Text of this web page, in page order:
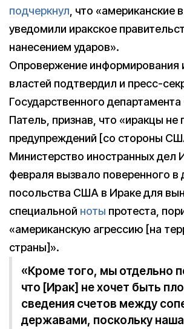
подчеркнул, что «американские
уведомили иракское
нанесением ударов».
Опровержение информирования
властей подтвердил и пресс-
Государственного
Патель, признав, что «иракцы не
предупреждений [со стороны
Министерство иностранных дел
февраля вызвало поверенного в
посольства США в Ираке для
специальной ноты протеста,
«американскую агрессию [на
страны]».
«Кроме того, мы отдельно
что [Ирак] не хочет быть
сведения счетов между
державами, поскольку